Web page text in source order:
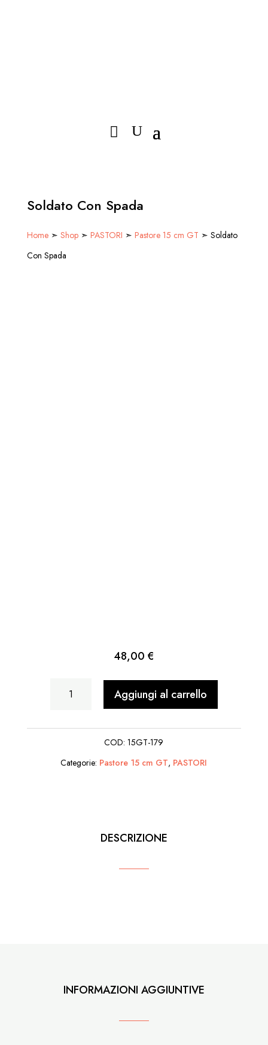
Soldato Con Spada
Home➣ Shop➣ PASTORI ➣ Pastore 15 cm GT ➣ Soldato
Con Spada
48,00€
Soldato
Spada
Aggiungi al carrello
COD:15GT-179
Categorie: Pastore 15 cm GT, PASTORI
DESCRIZIONE
INFORMAZIONI AGGIUNTIVE